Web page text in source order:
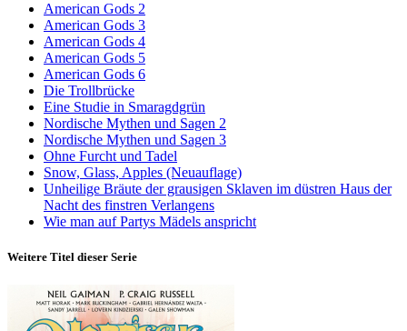
American Gods 2
American Gods 3
American Gods 4
American Gods 5
American Gods 6
Die Trollbrücke
Eine Studie in Smaragdgrün
Nordische Mythen und Sagen 2
Nordische Mythen und Sagen 3
Ohne Furcht und Tadel
Snow, Glass, Apples (Neuauflage)
Unheilige Bräute der grausigen Sklaven im düstren Haus der
Nacht des finstren Verlangens
Wie man auf Partys Mädels anspricht
Weitere Titel dieser Serie